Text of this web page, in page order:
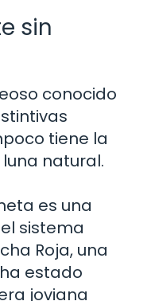
sin
conocido
tiene la
natural.
es una
sistema
Roja, una
estado
joviana